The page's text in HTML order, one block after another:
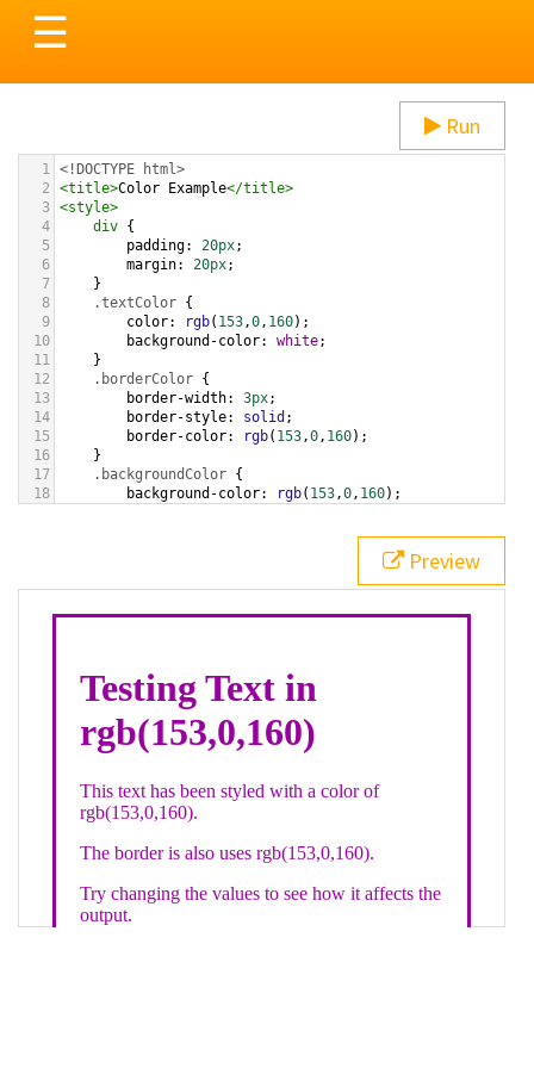
Toggle
navigation
☰
Run
1 <!DOCTYPE html>
2
<title>Color Example</title>
3 <style>
4
div {
5
padding: 20px;
6
margin: 20px;
7
}
8
.textColor {
9
color: rgb( 153,0, 160);
10
background-color: white;
11
}
12
.borderColor {
13
border-width: 3px;
14
border-style: solid ;
15
border-color: rgb( 153,0, 160);
16
}
17
.backgroundColor {
18
background-color: rgb( 153,0, 160);
bottom ,
white, rgb(153,0,160));
div class="textColor borderColor"
< h1>Testing Text in rgb(153,0,160)
Preview